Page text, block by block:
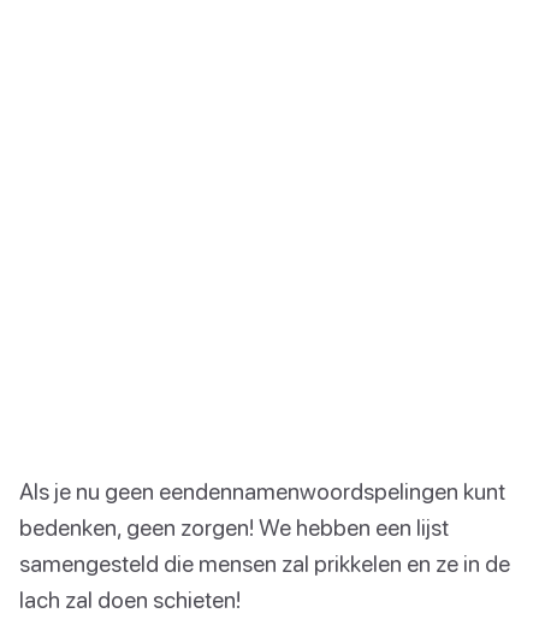
Als je nu geen eendennamenwoordspelingen kunt
bedenken, geen zorgen! We hebben een lijst
samengesteld die mensen zal prikkelen en ze in de
lach zal doen schieten!